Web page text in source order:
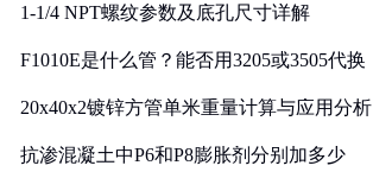
1-1/4 NPT螺纹参数及底孔尺寸详解
F1010E是什么管？能否用3205或3505代换
20x40x2镀锌方管单米重量计算与应用分析
抗渗混凝土中P6和P8膨胀剂分别加多少